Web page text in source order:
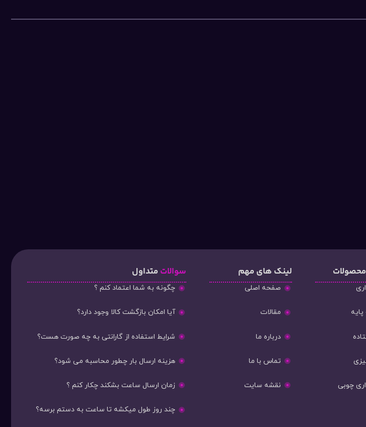
چوبی
لینک های مهم
صفحه اصلی
مقالات
درباره ما
تماس با ما
نقشه سایت
سوالات متداول
چگونه به شما اعتماد کنم ؟
آیا امکان بازگشت کالا وجود دارد؟
شرایط استفاده از گارانتی به چه صورت هست؟
هزینه ارسال بار چطور محاسبه می شود؟
زمان ارسال ساعت بشکند چکار کنم ؟
چند روز طول میکشه تا ساعت به دستم برسه؟